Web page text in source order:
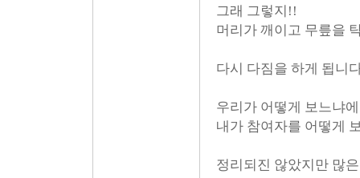
그래 그렇지!!
머리가 깨이고 무릎을
다시 다짐을 하게 됩니
우리가 어떻게 보느냐
내가 참여자를 어떻게
정리되진 않았지만 많